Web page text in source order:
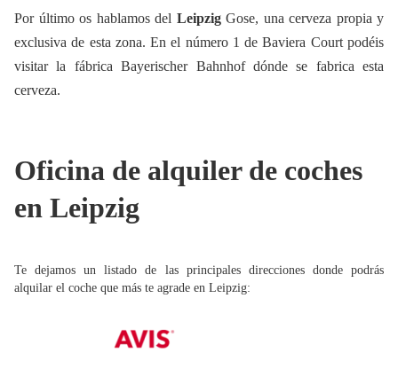
Por último os hablamos del LeipzigGose, una cerveza propia y
exclusiva de esta zona. En el número 1 de Baviera Court podéis
visitar la fábrica Bayerischer Bahnhof dónde se fabrica esta
cerveza.
Oficina de alquiler de coches
en Leipzig
Te dejamos un listado de las principales direcciones donde podrás
alquilar el coche que más te agrade en Leipzig: